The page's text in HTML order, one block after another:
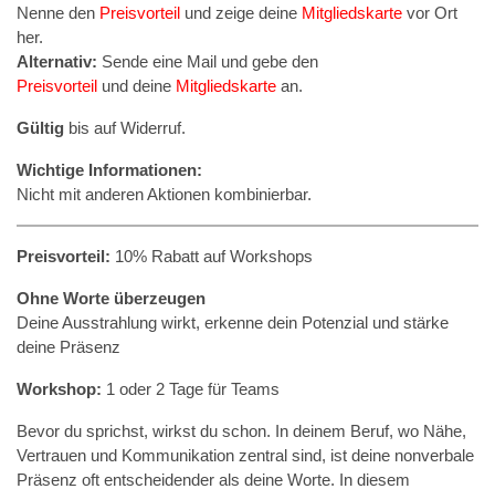
Nenne den Preisvorteil und zeige deine Mitgliedskarte vor Ort
her.
Alternativ: Sende eine Mail und gebe den
Preisvorteil und deine Mitgliedskarte an.
Gültig bis auf Widerruf.
Wichtige Informationen:
Nicht mit anderen Aktionen kombinierbar.
Preisvorteil: 10% Rabatt auf Workshops
Ohne Worte überzeugen
Deine Ausstrahlung wirkt, erkenne dein Potenzial und stärke
deine Präsenz
Workshop: 1 oder 2 Tage für Teams
Bevor du sprichst, wirkst du schon. In deinem Beruf, wo Nähe,
Vertrauen und Kommunikation zentral sind, ist deine nonverbale
Präsenz oft entscheidender als deine Worte. In diesem